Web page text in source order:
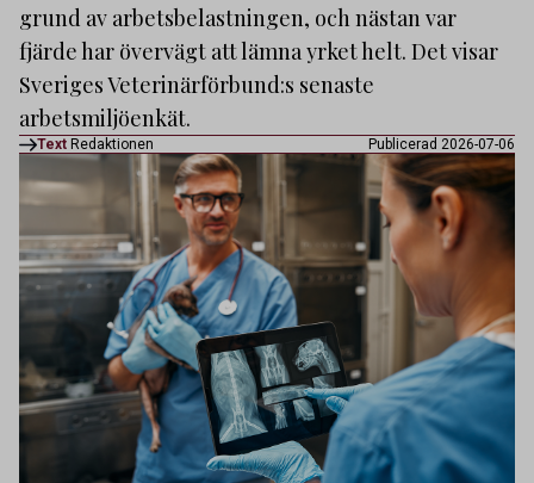
grund av arbetsbelastningen, och nästan var
fjärde har övervägt att lämna yrket helt. Det visar
Sveriges Veterinärförbund:s senaste
arbetsmiljöenkät.
Text Redaktionen Publicerad 2026-07-06